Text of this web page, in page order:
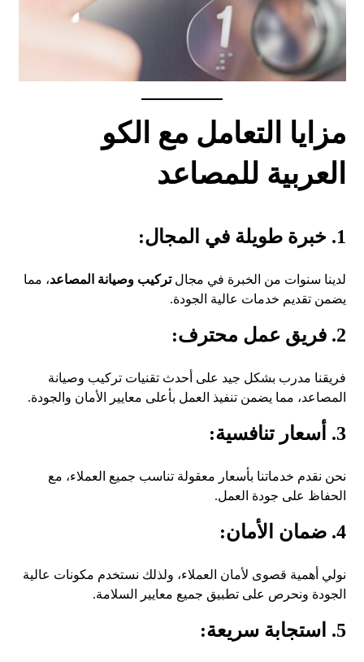
مزايا التعامل مع الكو
العربية للمصاعد
1. خبرة طويلة في المجال:
لدينا سنوات من الخبرة في مجالتركيب وصيانة المصاعد، مما
يضمن تقديم خدمات عالية الجودة.
2. فريق عمل محترف:
فريقنا مدرب بشكل جيد على أحدث تقنيات تركيب وصيانة
المصاعد، مما يضمن تنفيذ العمل بأعلى معايير الأمان والجودة.
3. أسعار تنافسية:
نحن نقدم خدماتنا بأسعار معقولة تناسب جميع العملاء، مع
الحفاظ على جودة العمل.
4. ضمان الأمان:
نولي أهمية قصوى لأمان العملاء، ولذلك نستخدم مكونات عالية
الجودة ونحرص على تطبيق جميع معايير السلامة.
5. استجابة سريعة: